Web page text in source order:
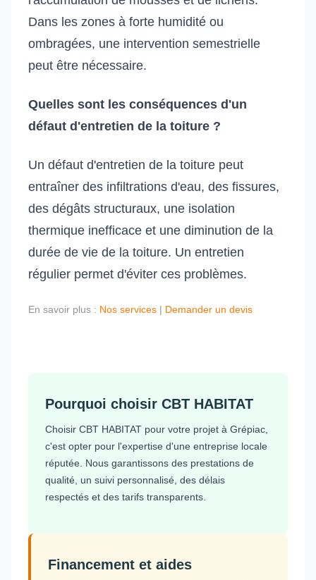
Dans les zones à forte humidité ou
ombragées, une intervention semestrielle
peut être nécessaire.
Quelles sont les conséquences d'un
défaut d'entretien de la toiture ?
Un défaut d'entretien de la toiture peut
entraîner des infiltrations d'eau, des fissures,
des dégâts structuraux, une isolation
thermique inefficace et une diminution de la
durée de vie de la toiture. Un entretien
régulier permet d'éviter ces problèmes.
En savoir plus : Nos services | Demander un devis
Pourquoi choisir CBT HABITAT
Choisir CBT HABITAT pour votre projet à Grépiac,
c'est opter pour l'expertise d'une entreprise locale
réputée. Nous garantissons des prestations de
qualité, un suivi personnalisé, des délais
respectés et des tarifs transparents.
Financement et aides